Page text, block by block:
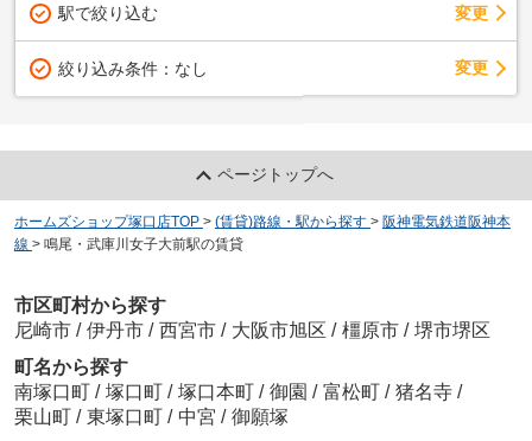
駅で絞り込む 変更
絞り込み条件： なし 変更
ページトップへ
ホームズショップ塚口店TOP > (賃貸)路線・駅から探す > 阪神電気鉄道阪神本
線 > 鳴尾・武庫川女子大前駅の賃貸
市区町村から探す
尼崎市 / 伊丹市 / 西宮市 / 大阪市旭区 / 橿原市 / 堺市堺区
町名から探す
南塚口町 / 塚口町 / 塚口本町 / 御園 / 富松町 / 猪名寺 /
栗山町 / 東塚口町 / 中宮 / 御願塚